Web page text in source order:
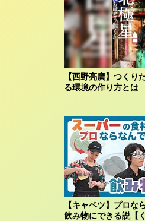
【西野亮廣】つくり
る環境の作り方とは
【キャベツ】プロな
飲み物にできる説【く